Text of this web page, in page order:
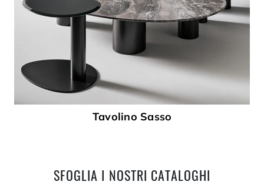
Tavolino Sasso
SFOGLIA I NOSTRI CATALOGHI